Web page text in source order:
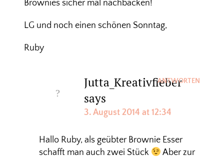
Brownies sicher mal nachbacken!
LG und noch einen schönen Sonntag,
Ruby
Jutta_Kreativfieber
says
3. August 2014 at 12:34
Hallo Ruby, als geübter Brownie Esser
schafft man auch zwei Stück
Aber zur
ANTWORTEN